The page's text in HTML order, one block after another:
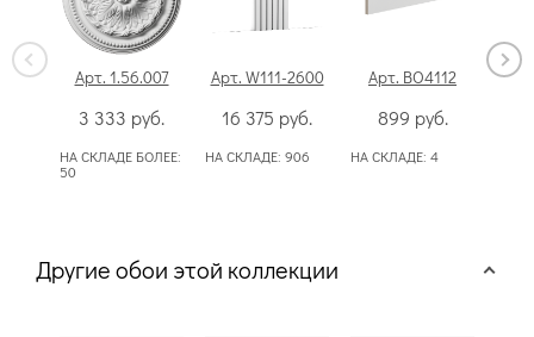
Арт. 1.56.007
3 333 руб.
НА СКЛАДЕ БОЛЕЕ:
50
Арт. W111-2600
16 375 руб.
НА СКЛАДЕ: 906
Арт. BO4112
899 руб.
НА СКЛАДЕ: 4
Другие обои этой коллекции